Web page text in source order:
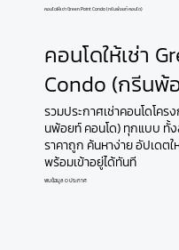
คอนโดให้เช่า Green Point Condo (กรีนพ้อยท์ คอนโด)
พบข้อมูล 0 ประกาศ
รวมประกาศเช่าคอนโดโคร
นพ้อยท์ คอนโด) ทุกแบบ ทั้ง
ราคาถูก ค้นหาง่าย อัปเดต
พร้อมเข้าอยู่ได้ทันที
คอนโดให้เช่า
Condo (กรีนพ้